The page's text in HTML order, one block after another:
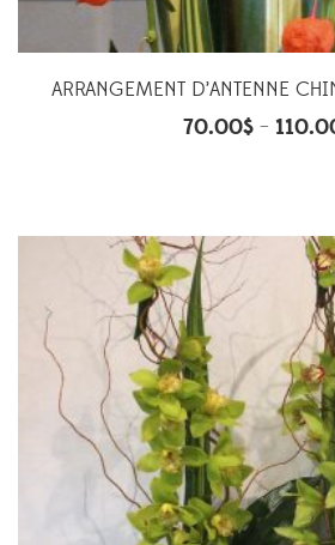
ARRANGEMENT D’ANTENNE
70.00$–